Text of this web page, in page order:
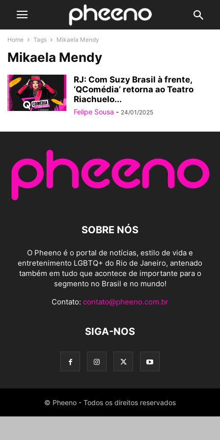
Home Tags Mikaela Mendy
Mikaela Mendy
RJ: Com Suzy Brasil à frente,
‘QComédia’ retorna ao Teatro
Riachuelo...
Felipe Sousa - 24/01/2025
SOBRE NÓS
O Pheeno é o portal de notícias, estilo de vida e
entretenimento LGBTQ+ do Rio de Janeiro, antenado
também em tudo que acontece de importante para o
segmento no Brasil e no mundo!
Contato: contato@pheeno.com.br
SIGA-NOS
© Pheeno - Todos os direitos reservados